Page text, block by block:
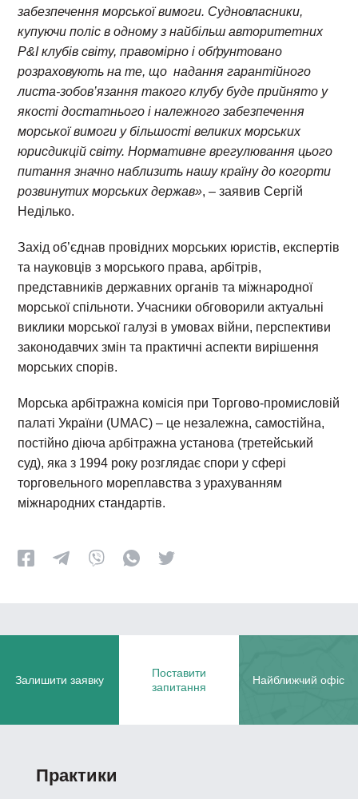
забезпечення морської вимоги. Судновласники,
купуючи поліс в одному з найбільш авторитетних
P&I клубів світу, правомірно і обґрунтовано
розраховують на те, що надання гарантійного
листа-зобов’язання такого клубу буде прийнято у
якості достатнього і належного забезпечення
морської вимоги у більшості великих морських
юрисдикцій світу. Нормативне врегулювання цього
питання значно наблизить нашу країну до когорти
розвинутих морських держав», – заявив Сергій
Неділько.
Захід об’єднав провідних морських юристів, експертів
та науковців з морського права, арбітрів,
представників державних органів та міжнародної
морської спільноти. Учасники обговорили актуальні
виклики морської галузі в умовах війни, перспективи
законодавчих змін та практичні аспекти вирішення
морських спорів.
Морська арбітражна комісія при Торгово-промисловій
палаті України (UMAC) – це незалежна, самостійна,
постійно діюча арбітражна установа (третейський
суд), яка з 1994 року розглядає спори у сфері
торговельного мореплавства з урахуванням
міжнародних стандартів.
Залишити заявку
Поставити
запитання
Найближчий офіс
Практики